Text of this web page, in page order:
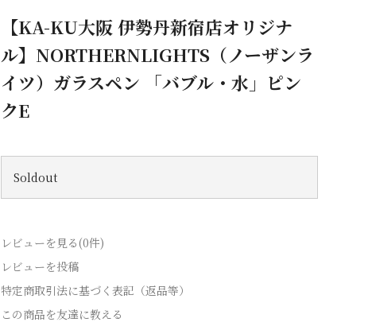
【KA-KU大阪 伊勢丹新宿店オリジナ
ル】NORTHERNLIGHTS（ノーザンラ
イツ）ガラスペン 「バブル・水」ピン
クE
Soldout
レビューを見る(0件)
レビューを投稿
特定商取引法に基づく表記（返品等）
この商品を友達に教える